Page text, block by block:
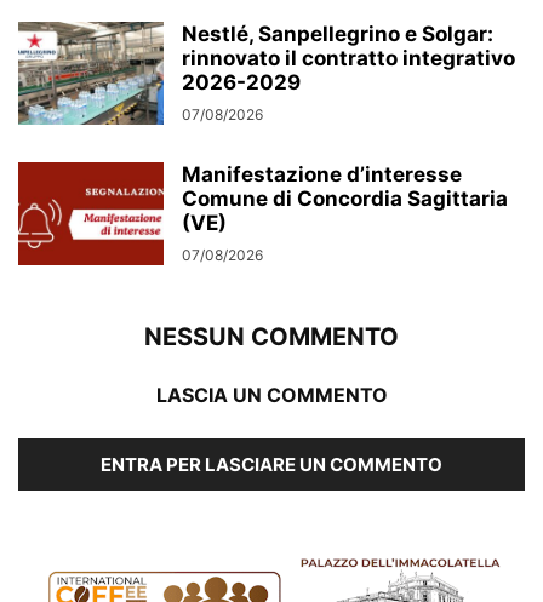
Nestlé, Sanpellegrino e Solgar:
rinnovato il contratto integrativo
2026-2029
07/08/2026
Manifestazione d’interesse
Comune di Concordia Sagittaria
(VE)
07/08/2026
NESSUN COMMENTO
LASCIA UN COMMENTO
ENTRA PER LASCIARE UN COMMENTO